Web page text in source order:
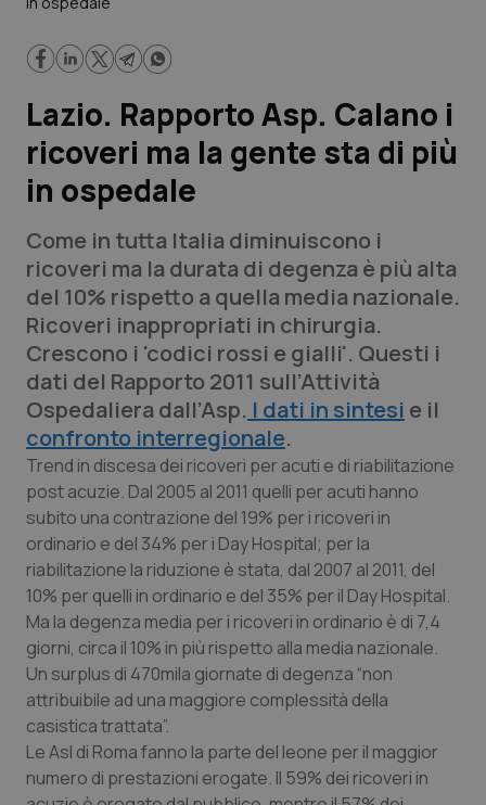
Regioni e Asl
Lavoro e Professioni
Scienza e Farmaci
Studi e Analisi
Lettere al direttore
Edizioni Regionali
QS Pro
Professionisti Sanitari.AI
Abruzzo
Basilicata
Calabria
Campania
Emilia-Romagna
Friuli Venezia Giulia
QS Pro Gold
Artrite & artrosi
Asma & BPCO
Car-T
Colesterolo & coronaropatie
Dermatite Atopica
QS Club Newsletter
Lazio. Rapporto Asp. Calano i
ricoveri ma la gente sta di più
in ospedale
Come in tutta Italia diminuiscono i
ricoveri ma la durata di degenza è più alta
del 10% rispetto a quella media nazionale.
Ricoveri inappropriati in chirurgia.
Crescono i 'codici rossi e gialli'. Questi i
dati del Rapporto 2011 sull’Attività
Ospedaliera dall’Asp. I dati in sintesi e il
confronto interregionale.
Trend in discesa dei ricoveri per acuti e di riabilitazione
post acuzie. Dal 2005 al 2011 quelli per acuti hanno
subito una contrazione del 19% per i ricoveri in
ordinario e del 34% per i Day Hospital; per la
riabilitazione la riduzione è stata, dal 2007 al 2011, del
10% per quelli in ordinario e del 35% per il Day Hospital.
Ma la degenza media per i ricoveri in ordinario è di 7,4
giorni, circa il 10% in più rispetto alla media nazionale.
Un surplus di 470mila giornate di degenza “non
attribuibile ad una maggiore complessità della
casistica trattata”.
Le Asl di Roma fanno la parte del leone per il maggior
numero di prestazioni erogate. Il 59% dei ricoveri in